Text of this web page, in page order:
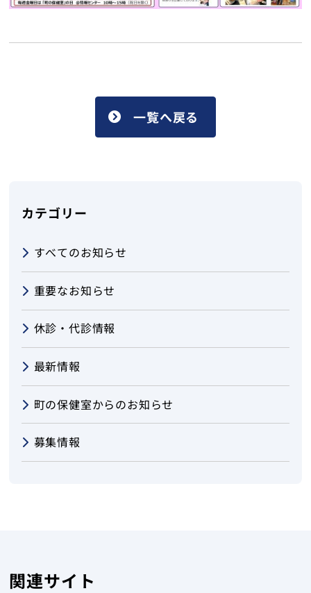
一覧へ戻る
カテゴリー
すべてのお知らせ
重要なお知らせ
休診・代診情報
最新情報
町の保健室からのお知らせ
募集情報
関連サイト